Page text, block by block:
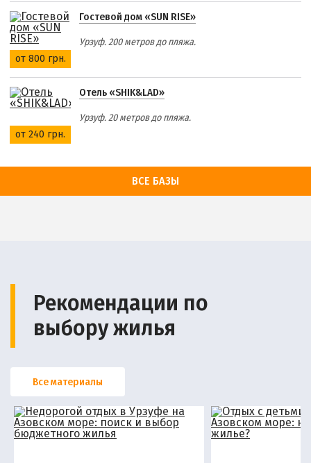
от 800 грн.
Гостевой дом «SUN RISE»
Урзуф. 200 метров до пляжа.
от 240 грн.
Отель «SHIK&LAD»
Урзуф. 20 метров до пляжа.
ВСЕ БАЗЫ
Рекомендации по
выбору жилья
Все материалы